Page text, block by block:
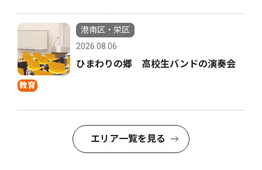
教育
港南区・栄区
2026.08.06
ひまわりの郷 高校生バンドの演奏会
エリア一覧を見る